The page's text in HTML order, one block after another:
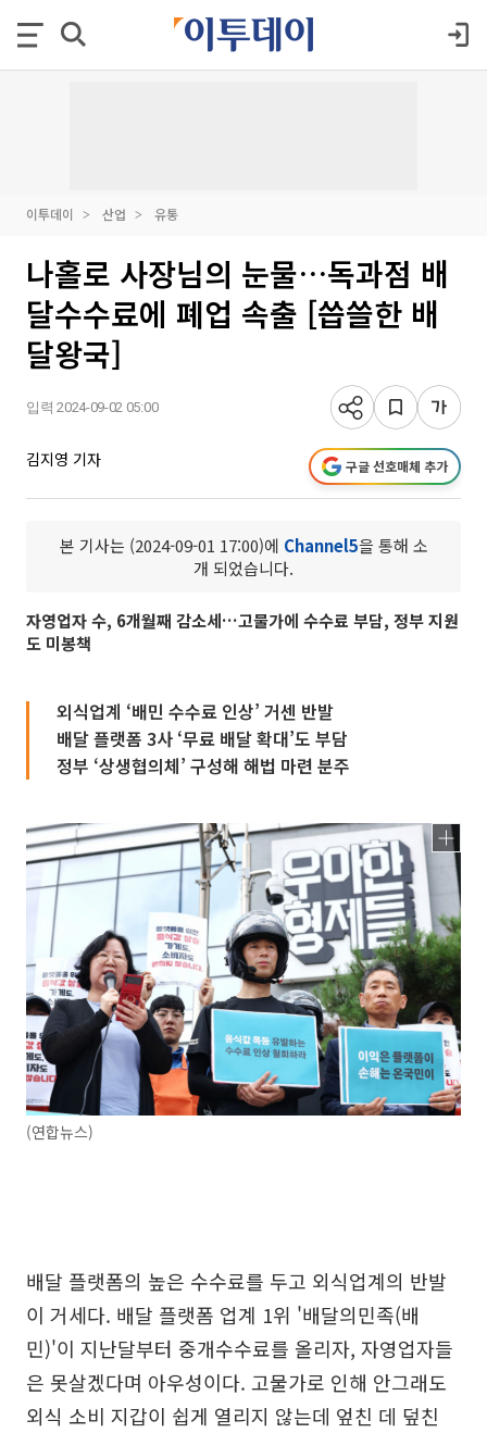
이투데이 산업 유통
나홀로 사장님의 눈물…독과점 배
달수수료에 폐업 속출 [씁쓸한 배
달왕국]
입력 2024-09-02 05:00
김지영 기자 구글 선호매체 추가
본 기사는 (2024-09-01 17:00)에 Channel5을 통해 소
개 되었습니다.
자영업자 수, 6개월째 감소세…고물가에 수수료 부담, 정부 지원
도 미봉책
외식업계 ‘배민 수수료 인상’ 거센 반발
배달 플랫폼 3사 ‘무료 배달 확대’도 부담
정부 ‘상생협의체’ 구성해 해법 마련 분주
(연합뉴스)
배달 플랫폼의 높은 수수료를 두고 외식업계의 반발
이 거세다. 배달 플랫폼 업계 1위 '배달의민족(배
민)'이 지난달부터 중개수수료를 올리자, 자영업자들
은 못살겠다며 아우성이다. 고물가로 인해 안그래도
외식 소비 지갑이 쉽게 열리지 않는데 엎친 데 덮친